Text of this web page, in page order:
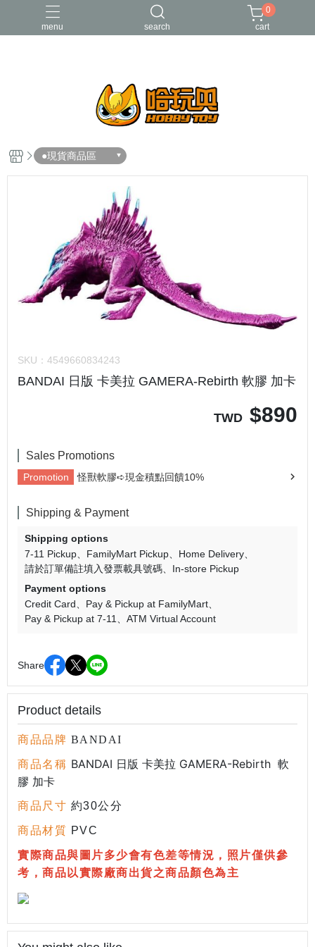
menu search
RE-MENT 中古二手品
庫柏力克Be@rbrick
0
cart
●現貨商品區
SKU： 4549660834243
BANDAI 日版 卡美拉 GAMERA-Rebirth 軟膠 加卡
TWD $890
Sales Promotions
Promotion 怪獸軟膠➪現金積點回饋10%
Shipping & Payment
Shipping options
7-11 Pickup
FamilyMart Pickup
Home Delivery
請於訂單備註填入發票載具號碼
In-store Pickup
Payment options
Credit Card
Pay & Pickup at FamilyMart
Pay & Pickup at 7-11
ATM Virtual Account
Share
Product details
商品品牌 BANDAI
商品名稱 BANDAI 日版 卡美拉 GAMERA-Rebirth 軟
膠 加卡
商品尺寸 約30公分
商品材質 PVC
實際商品與圖片多少會有色差等情況，照片僅供參
考，商品以實際廠商出貨之商品顏色為主